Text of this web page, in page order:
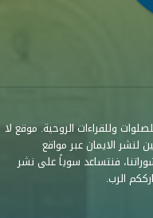
وللقراءات الروحية. موقع لا
لنشر الايمان عبر مواقع
فنتساعد سوياً على نشر
الرب.